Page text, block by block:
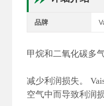
品牌
甲烷和二氧化碳多
减少利润损失。
空气中而导致利润